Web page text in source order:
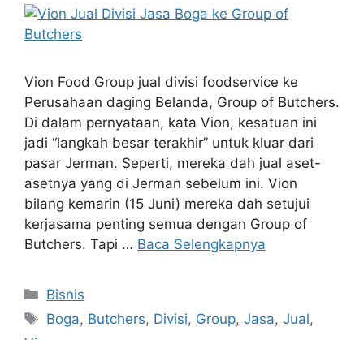
Vion Food Group jual divisi foodservice ke
Perusahaan daging Belanda, Group of Butchers.
Di dalam pernyataan, kata Vion, kesatuan ini
jadi “langkah besar terakhir” untuk kluar dari
pasar Jerman. Seperti, mereka dah jual aset-
asetnya yang di Jerman sebelum ini. Vion
bilang kemarin (15 Juni) mereka dah setujui
kerjasama penting semua dengan Group of
Butchers. Tapi … Baca Selengkapnya
Kategori
Bisnis
Tag
Boga, Butchers, Divisi, Group,Jasa,Jual,